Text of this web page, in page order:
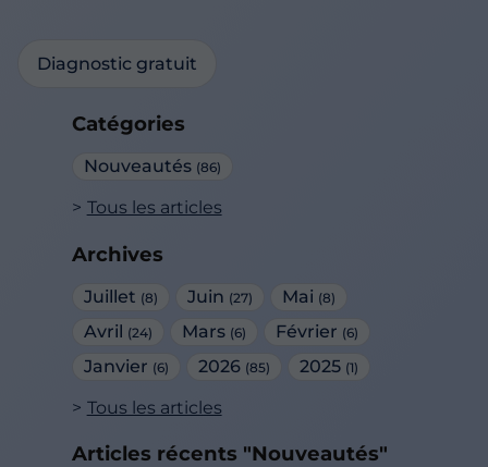
Catégories
Nouveautés (86)
Tous les articles
Archives
Juillet (8) Juin (27) Mai (8)
Avril (24) Mars (6) Février (6)
Janvier (6) 2026 (85) 2025 (1)
Tous les articles
Articles récents "Nouveautés"
Diagnostic gratuit